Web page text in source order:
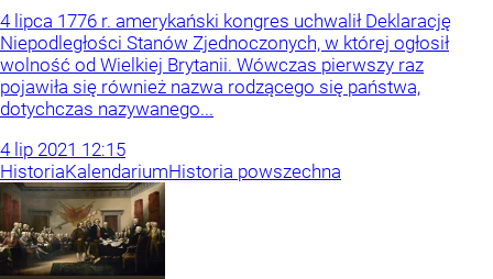
4 lipca 1776 r. amerykański kongres uchwalił Deklarację
Niepodległości Stanów Zjednoczonych, w której ogłosił
wolność od Wielkiej Brytanii. Wówczas pierwszy raz
pojawiła się również nazwa rodzącego się państwa,
dotychczas nazywanego...
4 lip 2021 12:15
HistoriaKalendariumHistoria powszechna